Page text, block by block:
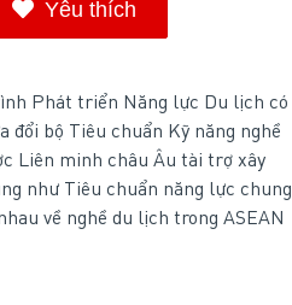
Yêu thích
Phát triển Năng lực Du lịch có
đổi bộ Tiêu chuẩn Kỹ năng nghề
Liên minh châu Âu tài trợ xây
như Tiêu chuẩn năng lực chung
về nghề du lịch trong ASEAN